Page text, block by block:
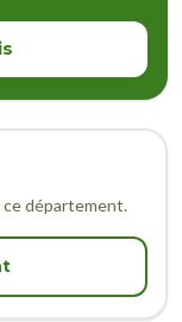
département.